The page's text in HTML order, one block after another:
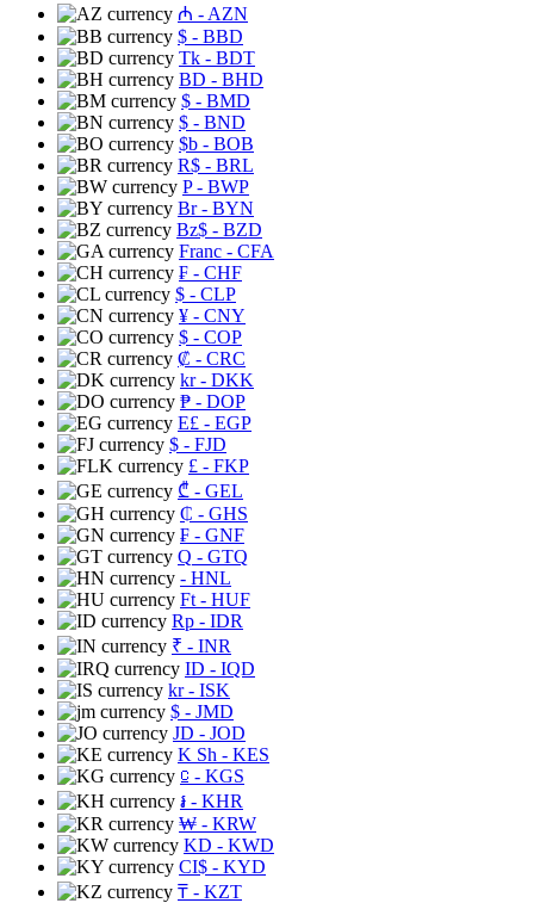
₼ - AZN
$ - BBD
Tk - BDT
BD - BHD
$ - BMD
$ - BND
$b - BOB
R$ - BRL
P- BWP
Br- BYN
Bz$ - BZD
Franc - CFA
₣ - CHF
$ - CLP
¥ - CNY
$ - COP
₡ - CRC
kr- DKK
₱ - DOP
E£ - EGP
$ - FJD
£ - FKP
₾ - GEL
₵ - GHS
₣ - GNF
Q - GTQ
- HNL
Ft - HUF
Rp - IDR
₹ - INR
ID - IQD
kr- ISK
$ - JMD
JD - JOD
K Sh - KES
⃀ - KGS
៛ - KHR
₩ - KRW
KD - KWD
CI$ - KYD
₸ - KZT